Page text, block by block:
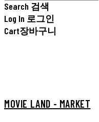
Search 검색
Log In 로그인
Cart장바구니
MOVIE LAND - MARKET